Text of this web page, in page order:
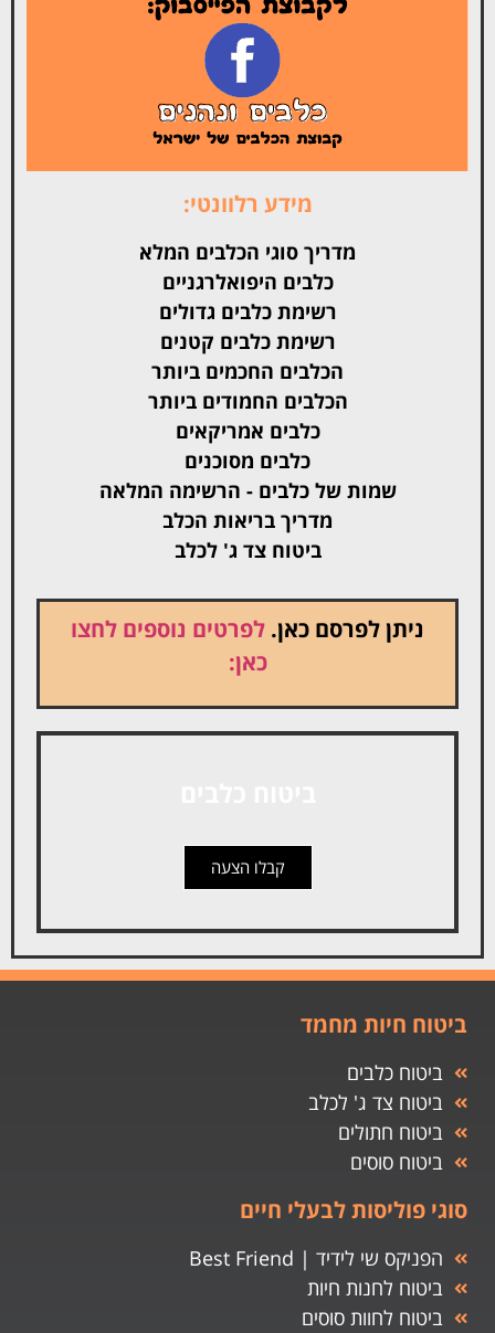
מידע רלוונטי:
מדריך סוגי הכלבים המלא
כלבים היפואלרגניים
רשימת כלבים גדולים
רשימת כלבים קטנים
הכלבים החכמים ביותר
הכלבים החמודים ביותר
כלבים אמריקאים
כלבים מסוכנים
שמות של כלבים - הרשימה המלאה
מדריך בריאות הכלב
ביטוח צד ג' לכלב
ניתן לפרסם כאן. לפרטים נוספים לחצו
כאן:
קבלו הצעה
ביטוח חיות מחמד
ביטוח כלבים
ביטוח צד ג' לכלב
ביטוח חתולים
ביטוח סוסים
סוגי פוליסות לבעלי חיים
הפניקס שי לידיד | Best Friend
ביטוח לחנות חיות
ביטוח לחוות סוסים